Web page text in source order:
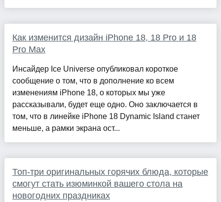
Как изменится дизайн iPhone 18, 18 Pro и 18
Pro Max
Инсайдер Ice Universe опубликовал короткое
сообщение о том, что в дополнение ко всем
изменениям iPhone 18, о которых мы уже
рассказывали, будет еще одно. Оно заключается в
том, что в линейке iPhone 18 Dynamic Island станет
меньше, а рамки экрана ост...
Топ-три оригинальных горячих блюда, которые
смогут стать изюминкой вашего стола на
новогодних праздниках